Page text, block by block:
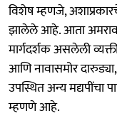
विशेष म्हणजे,
झालेले आहे. आता
मार्गदर्शक असलेली
आणि नावासमोर
उपस्थित अन्य मद्यपींचा
म्हणणे आहे.